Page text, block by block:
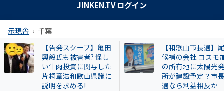
JINKEN.TV ログイン
示現舎 千葉
【告発スクープ】亀田
興毅氏も被害者? 怪し
い牛肉投資に関与した
片桐章浩和歌山県議に
説明を求める!
【和歌山市長選】
候補の会社 コスモ
の所有地に太陽光
所が建設予定？市
選なら利益相反か